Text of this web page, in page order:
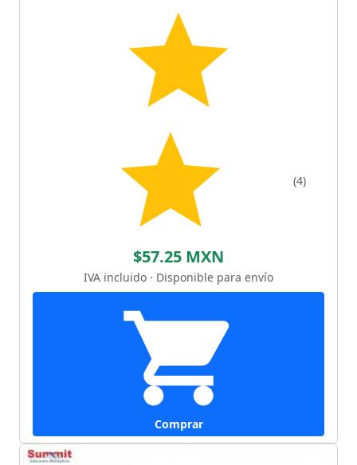
(4)
$57.25 MXN
IVA incluido · Disponible para envío
Comprar